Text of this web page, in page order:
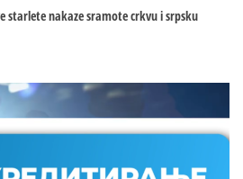
starlete nakaze sramote crkvu i srpsku